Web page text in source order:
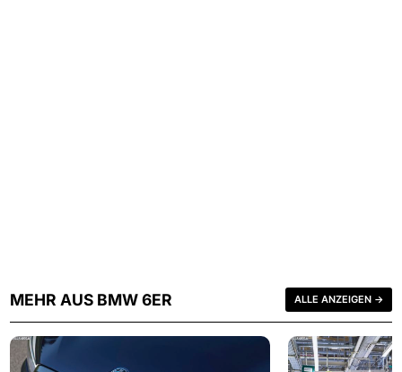
MEHR AUS BMW 6ER ALLE ANZEIGEN →